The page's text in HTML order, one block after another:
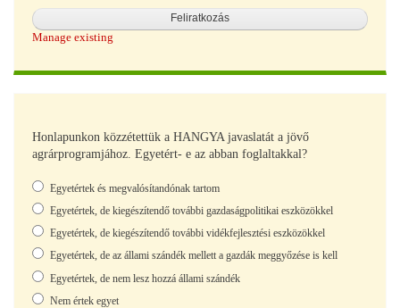
Manage existing
Honlapunkon közzétettük a HANGYA javaslatát a jövő
agrárprogramjához. Egyetért- e az abban foglaltakkal?
Választások
Egyetértek és megvalósítandónak tartom
Egyetértek, de kiegészítendő további gazdaságpolitikai eszközökkel
Egyetértek, de kiegészítendő további vidékfejlesztési eszközökkel
Egyetértek, de az állami szándék mellett a gazdák meggyőzése is kell
Egyetértek, de nem lesz hozzá állami szándék
Nem értek egyet